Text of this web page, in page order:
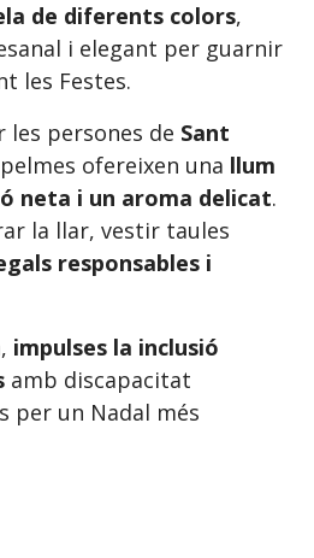
de diferents colors,
i elegant per guarnir
les Festes.
les persones de Sant
ofereixen una llum
neta i un aroma delicat.
la llar, vestir taules
responsables i
impulses la inclusió
amb discapacitat
per un Nadal més